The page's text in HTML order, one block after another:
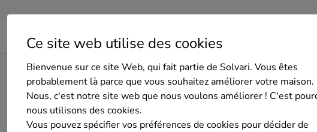
Ce site web utilise des cookies
Bienvenue sur ce site Web, qui fait partie de Solvari. Vous êtes
probablement là parce que vous souhaitez améliorer votre maison.
Nous, c'est notre site web que nous voulons améliorer ! C'est
nous utilisons des cookies.
Vous pouvez spécifier vos préférences de cookies pour décider de
Home Isolation du sol Namur Doische
Top 20 des